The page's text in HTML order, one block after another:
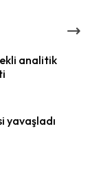
analitik
yavaşladı